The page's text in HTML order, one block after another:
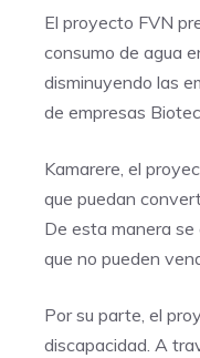
El proyecto FVN
consumo de agua
disminuyendo las
de empresas
Kamarere, el
que puedan
De esta manera se
que no pueden
Por su parte, el
discapacidad. A